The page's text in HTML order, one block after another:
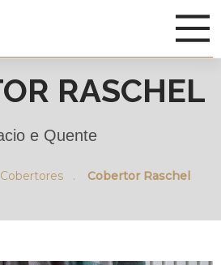
RASCHEL
e Quente
Cobertores . Cobertor Raschel